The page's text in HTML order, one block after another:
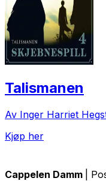
Talismanen
Av Inger Harriet
Kjøp her
Cappelen Damm |